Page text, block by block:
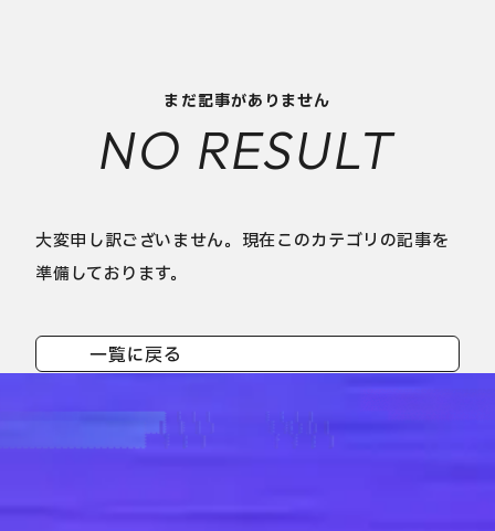
まだ記事がありません
NO RESULT
大変申し訳ございません。現在このカテゴリの記事を
準備しております。
一覧に戻る